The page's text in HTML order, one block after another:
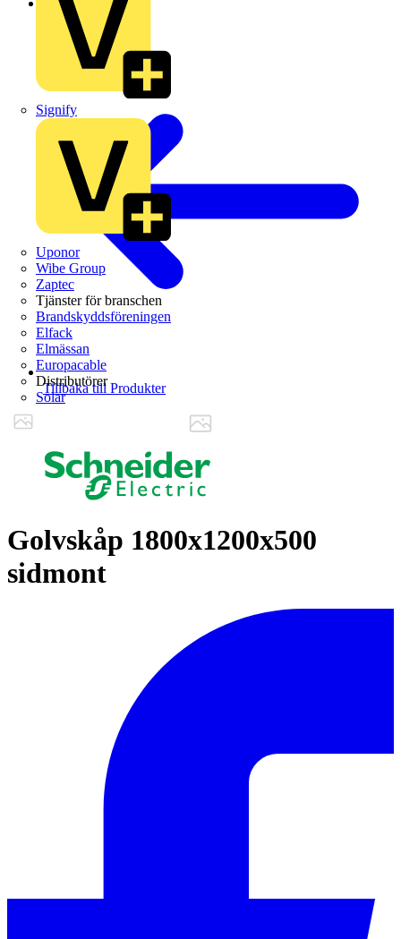
Signify
Uponor
Wibe Group
Zaptec
Tjänster för branschen
Brandskyddsföreningen
Elfack
Elmässan
Europacable
Distributörer
Solar
Tillbaka till Produkter
Golvskåp 1800x1200x500
sidmont